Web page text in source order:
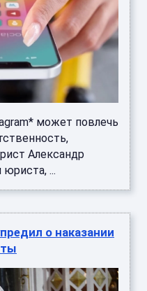
может повлечь
Александр
...
о наказании